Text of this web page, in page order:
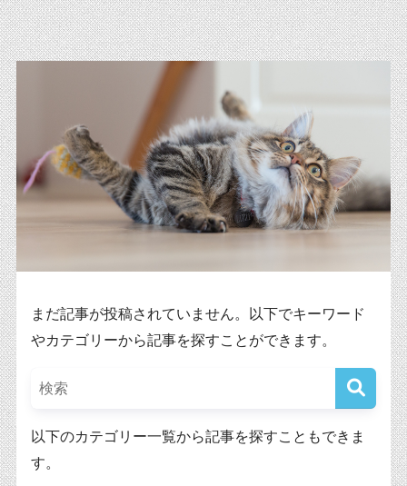
まだ記事が投稿されていません。以下でキーワード
やカテゴリーから記事を探すことができます。
以下のカテゴリー一覧から記事を探すこともできま
す。